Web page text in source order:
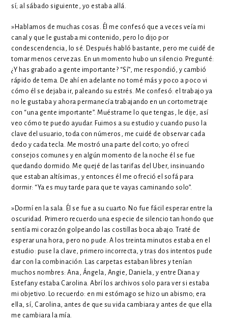
sí; al sábado siguiente, yo estaba allá.
»Hablamos de muchas cosas. Él me confesó que a veces veía mi
canal y que le gustaba mi contenido, pero lo dijo por
condescendencia, lo sé. Después habló bastante, pero me cuidé de
tomar menos cervezas. En un momento hubo un silencio. Pregunté:
¿Y has grabado a gente importante? “Sí”, me respondió, y cambió
rápido de tema. De ahí en adelante no tomé más y poco a poco vi
cómo él se dejaba ir, paleando su estrés. Me confesó: el trabajo ya
no le gustaba y ahora permanecía trabajando en un cortometraje
con “una gente importante”. Muéstrame lo que tengas, le dije, así
veo cómo te puedo ayudar. Fuimos a su estudio y cuando puso la
clave del usuario, toda con números, me cuidé de observar cada
dedo y cada tecla. Me mostró una parte del corto; yo ofrecí
consejos comunes y en algún momento de la noche él se fue
quedando dormido. Me quejé de las tarifas del Uber, insinuando
que estaban altísimas, y entonces él me ofreció el sofá para
dormir: “Ya es muy tarde para que te vayas caminando solo”.
»Dormí en la sala. Él se fue a su cuarto. No fue fácil esperar entre la
oscuridad. Primero recuerdo una especie de silencio tan hondo que
sentía mi corazón golpeando las costillas boca abajo. Traté de
esperar una hora, pero no pude. A los treinta minutos estaba en el
estudio: puse la clave, primero incorrecta, y tras dos intentos pude
dar con la combinación. Las carpetas estaban libres y tenían
muchos nombres: Ana, Ángela, Angie, Daniela, y entre Diana y
Estefany estaba Carolina. Abrí los archivos solo para ver si estaba
mi objetivo. Lo recuerdo: en mi estómago se hizo un abismo; era
ella, sí, Carolina, antes de que su vida cambiara y antes de que ella
me cambiara la mía.